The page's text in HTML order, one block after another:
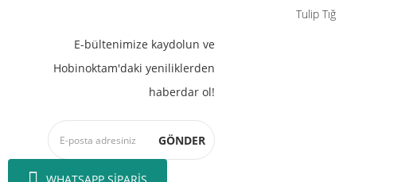
WHATSAPP SİPARİŞ
Tulip Tığ
E-bültenimize kaydolun ve
Hobinoktam'daki yeniliklerden
haberdar ol!
GÖNDER